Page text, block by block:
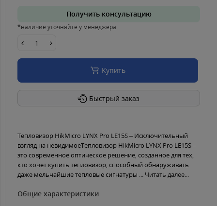
Получить консультацию
*наличие уточняйте у менеджера
Купить
Быстрый заказ
Тепловизор HikMicro LYNX Pro LE15S – Исключительный
взгляд на невидимоеТепловизор HikMicro LYNX Pro LE15S –
это современное оптическое решение, созданное для тех,
кто хочет купить тепловизор, способный обнаруживать
даже мельчайшие тепловые сигнатуры ... Читать далее...
Общие характеристики